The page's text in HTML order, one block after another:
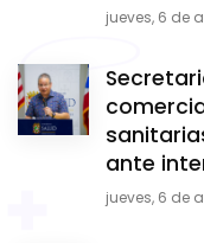
jueves, 6 de
ante
jueves, 6 de